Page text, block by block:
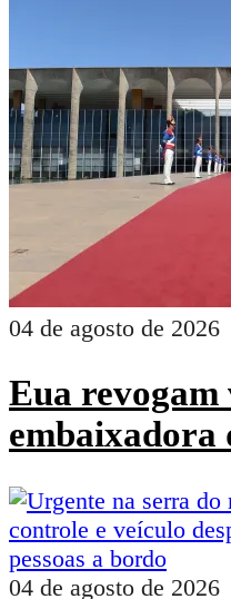
04 de agosto de 2026
Eua revogam
embaixadora
04 de agosto de 2026